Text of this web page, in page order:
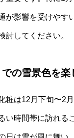
が影響を受けやす
討してください。
の雪景色を楽
粧は12月下旬〜2
い時間帯に訪れる